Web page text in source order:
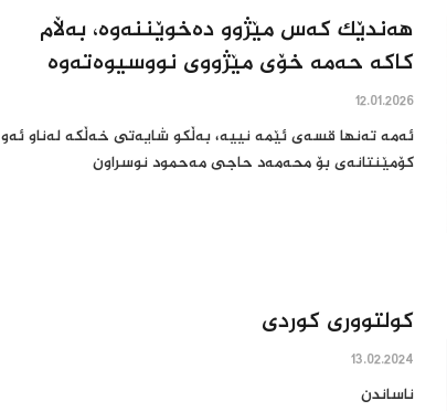
هەندێک کەس مێژوو دەخوێننەوە، بەڵام
کاکە حەمە خۆی مێژووی نووسیوەتەوە
12.01.2026
ئەمە تەنها قسەی ئێمە نییە، بەڵکو شایەتی خەڵکە لەناو ئەو
کۆمێنتانەی بۆ محەمەد حاجی مەحمود نوسراون
کولتووری کوردی
13.02.2024
ناساندن